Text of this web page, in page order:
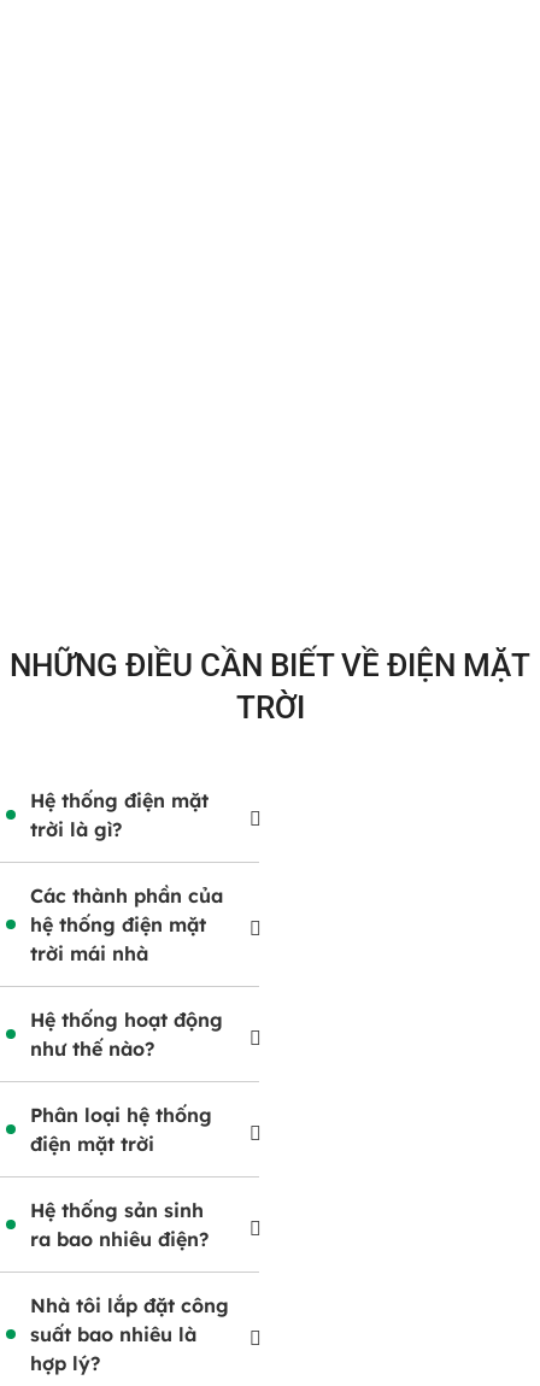
NHỮNG ĐIỀU CẦN BIẾT VỀ ĐIỆN MẶT
TRỜI
Hệ thống điện mặt
trời là gì?
Các thành phần của
hệ thống điện mặt
trời mái nhà
Hệ thống hoạt động
như thế nào?
Phân loại hệ thống
điện mặt trời
Hệ thống sản sinh
ra bao nhiêu điện?
Nhà tôi lắp đặt công
suất bao nhiêu là
hợp lý?